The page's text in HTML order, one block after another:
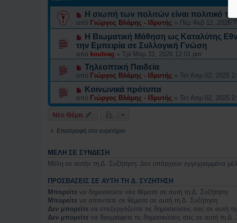
Η σιωπή των πολιτών είναι πολιτικό
από Γιώργος Βλάμης - Ιδρυτής » Πέμ Φεβ 12, 2026
Η Βιωματική Μάθηση ως Καταλύτης
την Εμπειρία σε Συλλογική Γνώση
από koutvag » Τρί Μαρ 31, 2026 12:01 pm
Τηλεοπτική Παιδεία
από Γιώργος Βλάμης - Ιδρυτής » Τετ Απρ 02, 2025
Κοινωνικά πρότυπα
από Γιώργος Βλάμης - Ιδρυτής » Τετ Απρ 02, 2025
Νέο Θέμα
Επιστροφή στο ευρετήριο
ΜΈΛΗ ΣΕ ΣΎΝΔΕΣΗ
Μέλη σε αυτήν τη Δ. Συζήτηση: Δεν υπάρχουν εγγεγραμμένα
ΠΡΟΣΒΆΣΕΙΣ ΣΕ ΑΥΤΉ ΤΗ Δ. ΣΥΖΉΤΗΣΗ
Μπορείτε να δημοσιεύετε νέα θέματα σε αυτή τη Δ. Συζήτηση
Μπορείτε να απαντάτε σε θέματα σε αυτή τη Δ. Συζήτηση
Δεν μπορείτε να επεξεργάζεστε τις δημοσιεύσεις σας σε αυτή
Δεν μπορείτε να διαγράφετε τις δημοσιεύσεις σας σε αυτή τη Δ.